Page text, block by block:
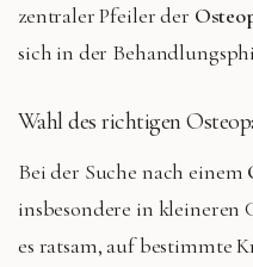
zentraler Pfeiler der
sich in der
Wahl des richtigen
Bei der Suche nach einem
insbesondere in kleineren
es ratsam, auf bestimmte